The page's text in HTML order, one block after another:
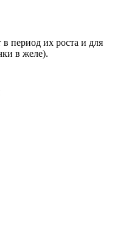
период их роста и для
в желе).